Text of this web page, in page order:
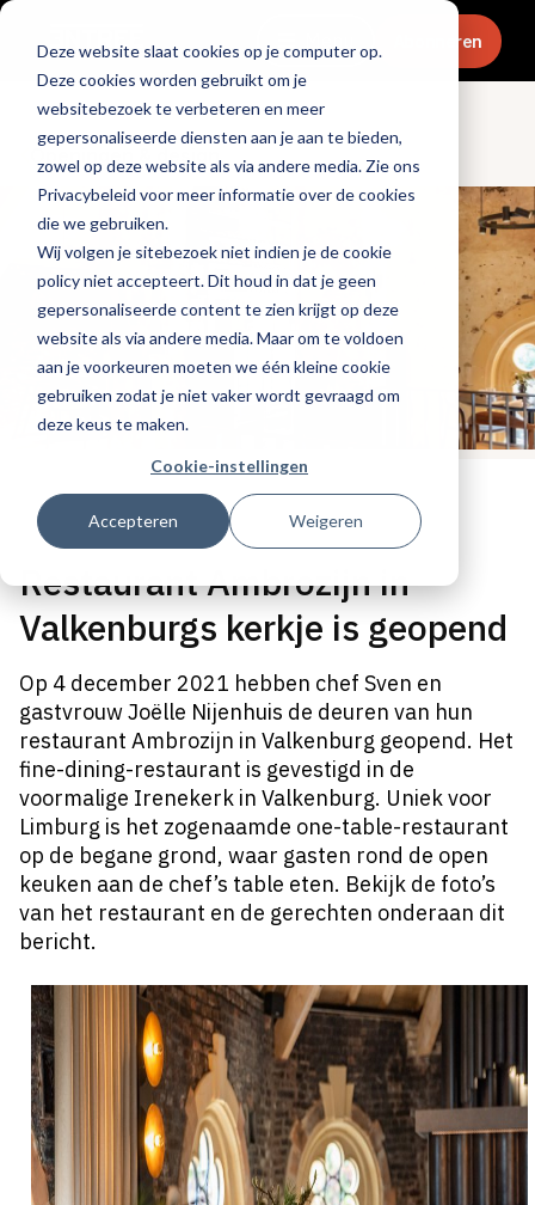
Deze website slaat cookies op je computer op.
Deze cookies worden gebruikt om je
websitebezoek te verbeteren en meer
gepersonaliseerde diensten aan je aan te bieden,
zowel op deze website als via andere media. Zie ons
Privacybeleid voor meer informatie over de cookies
die we gebruiken.
Wij volgen je sitebezoek niet indien je de cookie
policy niet accepteert. Dit houd in dat je geen
gepersonaliseerde content te zien krijgt op deze
website als via andere media. Maar om te voldoen
aan je voorkeuren moeten we één kleine cookie
gebruiken zodat je niet vaker wordt gevraagd om
deze keus te maken.
Cookie-instellingen
Accepteren Weigeren
Menu Abonneren
Openingen & design
Tags:nieuwe-zaken
Gepubliceerd op: 16 december 2021
Restaurant Ambrozijn in
Valkenburgs kerkje is geopend
Op 4 december 2021 hebben chef Sven en
gastvrouw Joëlle Nijenhuis de deuren van hun
restaurant Ambrozijn in Valkenburg geopend. Het
fine-dining-restaurant is gevestigd in de
voormalige Irenekerk in Valkenburg. Uniek voor
Limburg is het zogenaamde one-table-restaurant
op de begane grond, waar gasten rond de open
keuken aan de chef’s table eten. Bekijk de foto’s
van het restaurant en de gerechten onderaan dit
bericht.